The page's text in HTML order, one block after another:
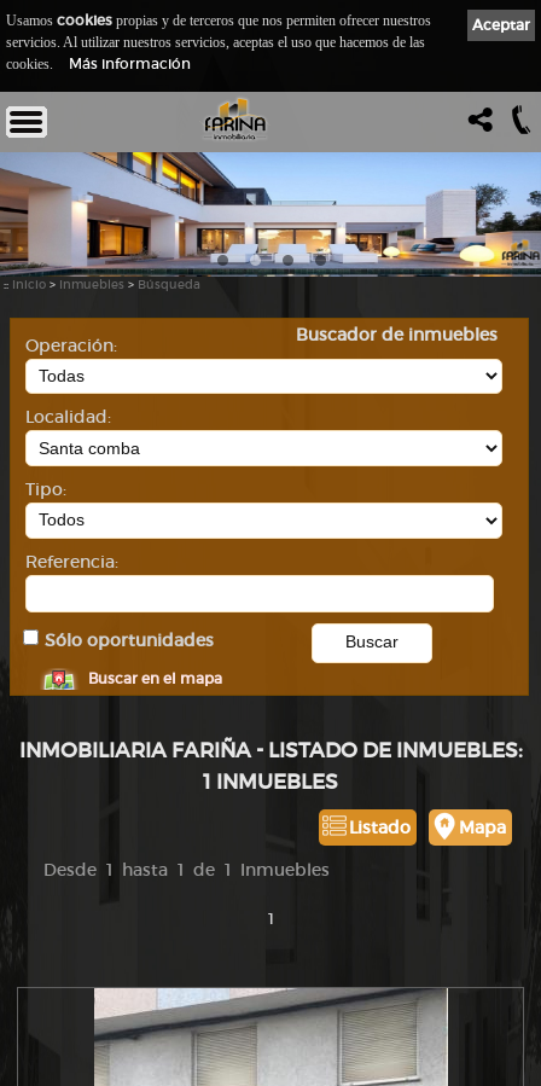
:: Inicio > Inmuebles > Búsqueda
Buscador de inmuebles
Operación:
Localidad:
Tipo:
Referencia:
Sólo oportunidades
Buscar en el mapa
INMOBILIARIA FARIÑA - LISTADO DE INMUEBLES:
1 INMUEBLES
Mapa
Listado
Desde 1 hasta 1 de 1 Inmuebles
1
Aceptar
Usamos cookies propias y de terceros que nos permiten ofrecer nuestros
servicios. Al utilizar nuestros servicios, aceptas el uso que hacemos de las
cookies.
Más información